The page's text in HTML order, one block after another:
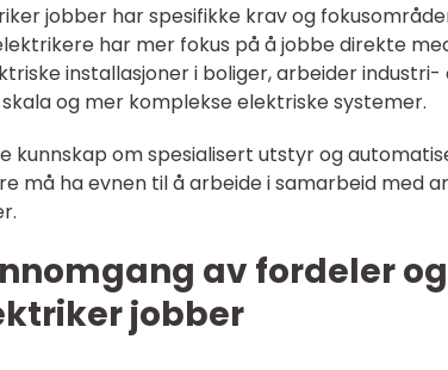
jobber har spesifikke krav og
har mer fokus på å jobbe direkte
installasjoner i boliger, arbeider
og mer komplekse elektriske systemer.
kunnskap om spesialisert utstyr og
må ha evnen til å arbeide i samarbeid med
av fordeler
jobber